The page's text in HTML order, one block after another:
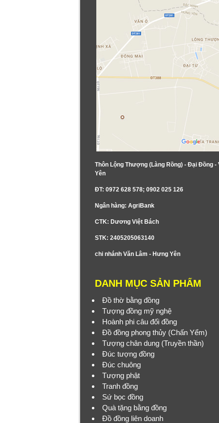
Thôn Lộng Thượng (Làng Rồng) - Đại Đồng -
Yên
ĐT: 0972 628 578; 0902 025 126
Ngân hàng: AgriBank
CTK: Dương Việt Bách
STK: 2405205063140
chi nhánh Văn Lâm - Hưng Yên
DANH MỤC SẢN PHẨM
Đồ thờ bằng đồng
Tượng đồng mỹ nghệ
Hoành phi câu đối đồng
Đồ đồng phong thủy (Chấn Yểm)
Tượng chân dung (Truyền thần)
Đúc tượng đồng
Đúc chuông
Tượng phật
Tranh đồng
Sứ bọc đồng
Quà tặng bằng đồng
Đồ đồng liên doanh